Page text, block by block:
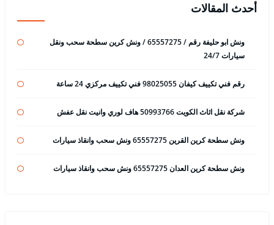
أحدث المقالات
ونش ابو حليفة رقم / 65557275 / ونش كرين سطحة سحب ونقل
سيارات 24/7
رقم فني تكييف كيفان 98025055 فني تكييف مركزي 24 ساعة
شركة نقل اثاث الكويت 50993766 هاف لوري وانيت نقل عفش
ونش سطحة كرين القرين 65557275 ونش سحب وانقاذ سيارات
ونش سطحة كرين العدان 65557275 ونش سحب وانقاذ سيارات